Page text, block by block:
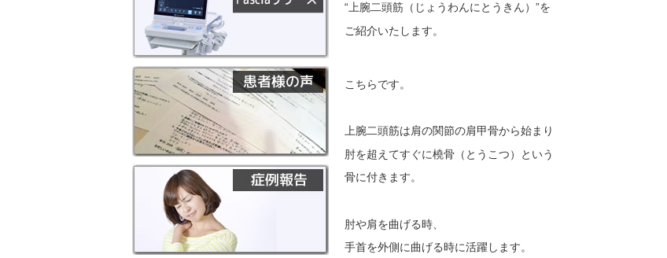
“上腕二頭筋（じょうわんにとうきん）”を
ご紹介いたします。
こちらです。
上腕二頭筋は肩の関節の肩甲骨から始まり
肘を超えてすぐに橈骨（とうこつ）という
骨に付きます。
肘や肩を曲げる時、
手首を外側に曲げる時に活躍します。